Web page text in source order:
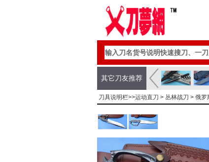
其它刀友推荐
刀具说明栏>>运动直刀 > 丛林战刀 > 俄罗